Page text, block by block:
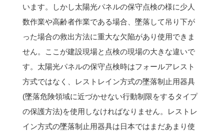
います。しかし太陽光パネルの保守点検の様に少人
数作業や高齢者作業である場合、墜落して吊り下が
った場合の救出方法に重大な欠陥があり使用できま
せん。ここが建設現場と点検の現場の大きな違いで
す。太陽光パネルの保守点検時はフォールアレスト
方式ではなく、レストレイン方式の墜落制止用器具
(墜落危険領域に近づかせない行動制限をするタイプ
の保護方法)を使用しなければなりません。レストレ
イン方式の墜落制止用器具は日本ではまだあまり使